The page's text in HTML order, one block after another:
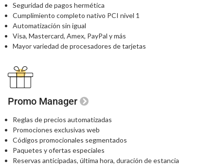
Seguridad de pagos hermética
Cumplimiento completo nativo PCI nivel 1
Automatización sin igual
Visa, Mastercard, Amex, PayPal y más
Mayor variedad de procesadores de tarjetas
Promo Manager
Reglas de precios automatizadas
Promociones exclusivas web
Códigos promocionales segmentados
Paquetes y ofertas especiales
Reservas anticipadas, última hora, duración de estancia